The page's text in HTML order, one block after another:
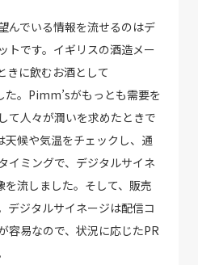
んでいる情報を流せるのはデ
トです。イギリスの酒造メー
きに飲むお酒として
た。Pimm’sがもっとも需要を
て人々が潤いを求めたときで
天候や気温をチェックし、通
イミングで、デジタルサイネ
流しました。そして、販売
デジタルサイネージは配信コ
容易なので、状況に応じたPR